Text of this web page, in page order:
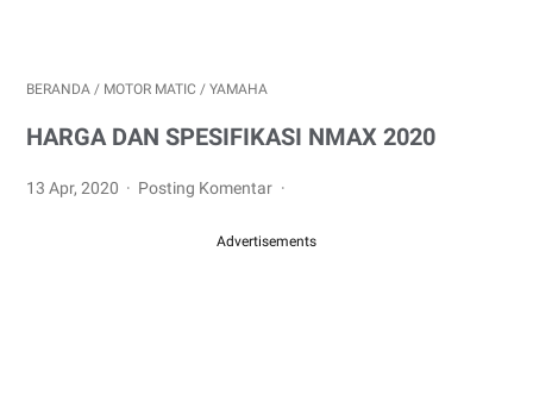
BERANDA / MOTOR MATIC / YAMAHA
HARGA DAN SPESIFIKASI NMAX 2020
13 Apr, 2020 Posting Komentar
Advertisements